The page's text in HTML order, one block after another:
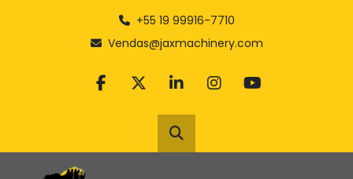
+55 19 99916-7710
Vendas@jaxmachinery.com
facebook
twitterlinkedininstagram
youtube
Pesquisar